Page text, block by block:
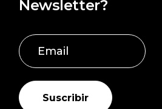
Newsletter?
Suscribir